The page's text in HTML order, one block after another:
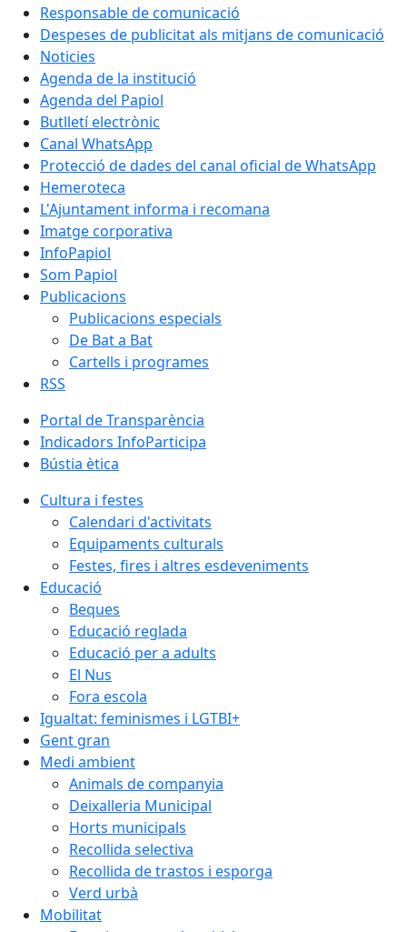
Responsable de comunicació
Despeses de publicitat als mitjans de comunicació
Noticies
Agenda de la institució
Agenda del Papiol
Butlletí electrònic
Canal WhatsApp
Protecció de dades del canal oficial de WhatsApp
Hemeroteca
L'Ajuntament informa i recomana
Imatge corporativa
InfoPapiol
Som Papiol
Publicacions
Publicacions especials
De Bat a Bat
Cartells i programes
RSS
Portal de Transparència
Indicadors InfoParticipa
Bústia ètica
Cultura i festes
Calendari d'activitats
Equipaments culturals
Festes, fires i altres esdeveniments
Educació
Beques
Educació reglada
Educació per a adults
El Nus
Fora escola
Igualtat: feminismes i LGTBI+
Gent gran
Medi ambient
Animals de companyia
Deixalleria Municipal
Horts municipals
Recollida selectiva
Recollida de trastos i esporga
Verd urbà
Mobilitat